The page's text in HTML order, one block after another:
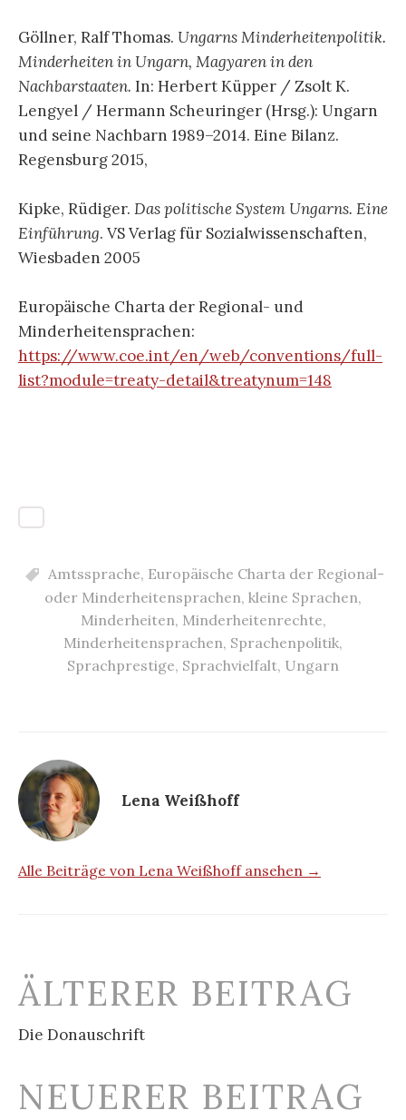
Göllner, Ralf Thomas. Ungarns Minderheitenpolitik.
Minderheiten in Ungarn, Magyaren in den
Nachbarstaaten. In: Herbert Küpper / Zsolt K.
Lengyel / Hermann Scheuringer (Hrsg.): Ungarn
und seine Nachbarn 1989–2014. Eine Bilanz.
Regensburg 2015,
Kipke, Rüdiger. Das politische System Ungarns. Eine
Einführung. VS Verlag für Sozialwissenschaften,
Wiesbaden 2005
Europäische Charta der Regional- und
Minderheitensprachen:
https://www.coe.int/en/web/conventions/full-
list?module=treaty-detail&treatynum=148
Amtssprache, Europäische Charta der Regional-
oder Minderheitensprachen, kleine Sprachen,
Minderheiten, Minderheitenrechte,
Minderheitensprachen, Sprachenpolitik,
Sprachprestige, Sprachvielfalt, Ungarn
Lena Weißhoff
Alle Beiträge von Lena Weißhoff ansehen →
Beitrags-
ÄLTERER BEITRAG
Die Donauschrift
NEUERER BEITRAG